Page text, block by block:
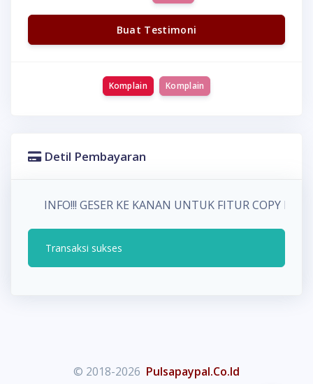
Buat Testimoni
Komplain Komplain
Detil Pembayaran
INFO!!! GESER KE KANAN UNTUK FITUR COPY
Transaksi sukses
© 2018-2026 Pulsapaypal.Co.Id